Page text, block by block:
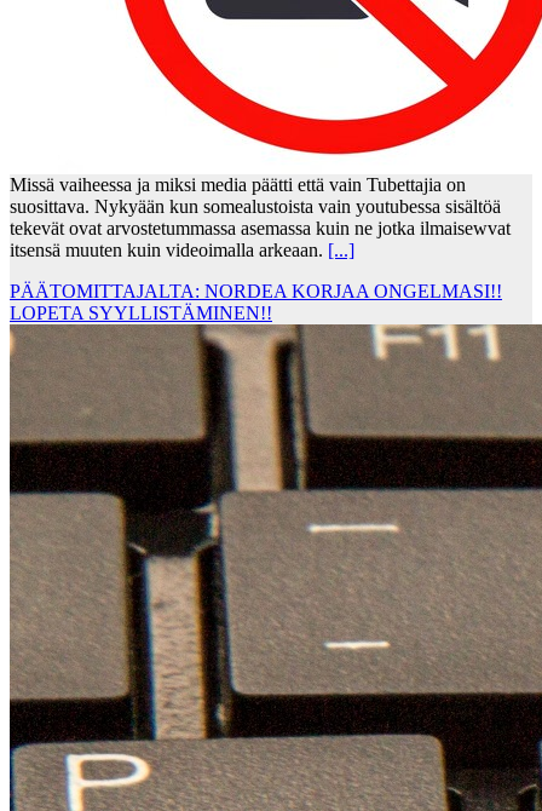
Missä vaiheessa ja miksi media päätti että vain Tubettajia on
suosittava. Nykyään kun somealustoista vain youtubessa sisältöä
tekevät ovat arvostetummassa asemassa kuin ne jotka ilmaisewvat
itsensä muuten kuin videoimalla arkeaan. [...]
PÄÄTOMITTAJALTA: NORDEA KORJAA ONGELMASI!!
LOPETA SYYLLISTÄMINEN!!